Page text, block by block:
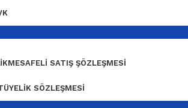
MESAFELI SATIŞ ŞÖZLEŞMESI
ÜYELIK SÖZLEŞMESI